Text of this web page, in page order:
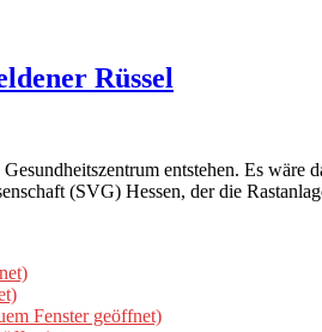
Rüssel
entstehen. Es
(SVG) Hessen, der die
Fenster geöffnet)